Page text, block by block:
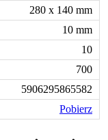
280 x 140 mm
10 mm
10
700
5906295865582
Pobierz